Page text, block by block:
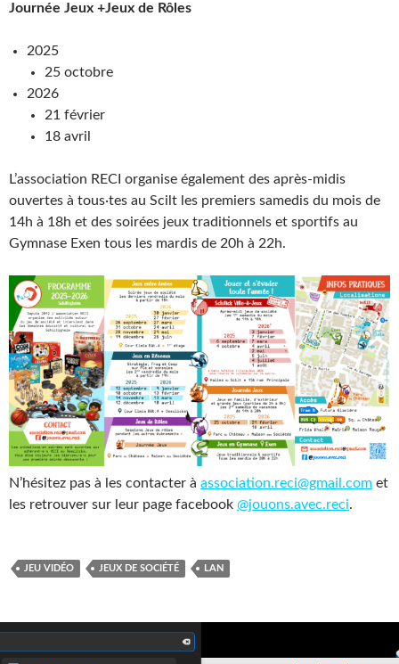
Journée Jeux +Jeux de Rôles
2025
25 octobre
2026
21 février
18 avril
L’association RECI organise également des après-midis
ouvertes à tous·tes au Scilt les premiers samedis du mois de
14h à 18h et des soirées jeux traditionnels et sportifs au
Gymnase Exen tous les mardis de 20h à 22h.
N’hésitez pas à les contacter à association.reci@gmail.com et
les retrouver sur leur page facebook @jouons.avec.reci.
JEU VIDÉO JEUX DE SOCIÉTÉ LAN